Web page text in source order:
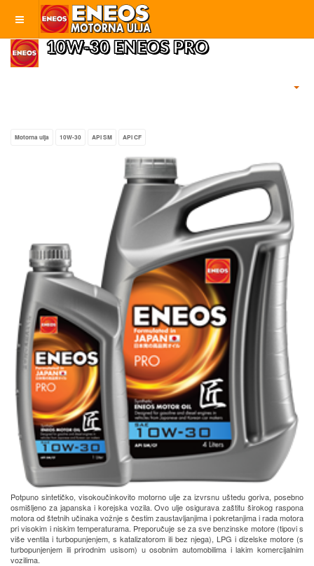
10W-30 ENEOS PRO
Motorna ulja 10W-30 API SM API CF
Potpuno sintetičko, visokoučinkovito motorno ulje za izvrsnu uštedu goriva, posebno
osmišljeno za japanska i korejska vozila. Ovo ulje osigurava zaštitu širokog raspona
motora od štetnih učinaka vožnje s čestim zaustavljanjima i pokretanjima i rada motora
pri visokim i niskim temperaturama. Preporučuje se za sve benzinske motore (tipovi s
više ventila i turbopunjenjem, s katalizatorom ili bez njega), LPG i dizelske motore (s
turbopunjenjem ili prirodnim usisom) u osobnim automobilima i lakim komercijalnim
vozilima.